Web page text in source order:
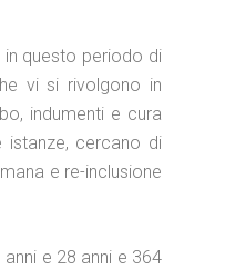
questo periodo di
vi si rivolgono in
indumenti e cura
istanze, cercano di
e re-inclusione
e 28 anni e 364